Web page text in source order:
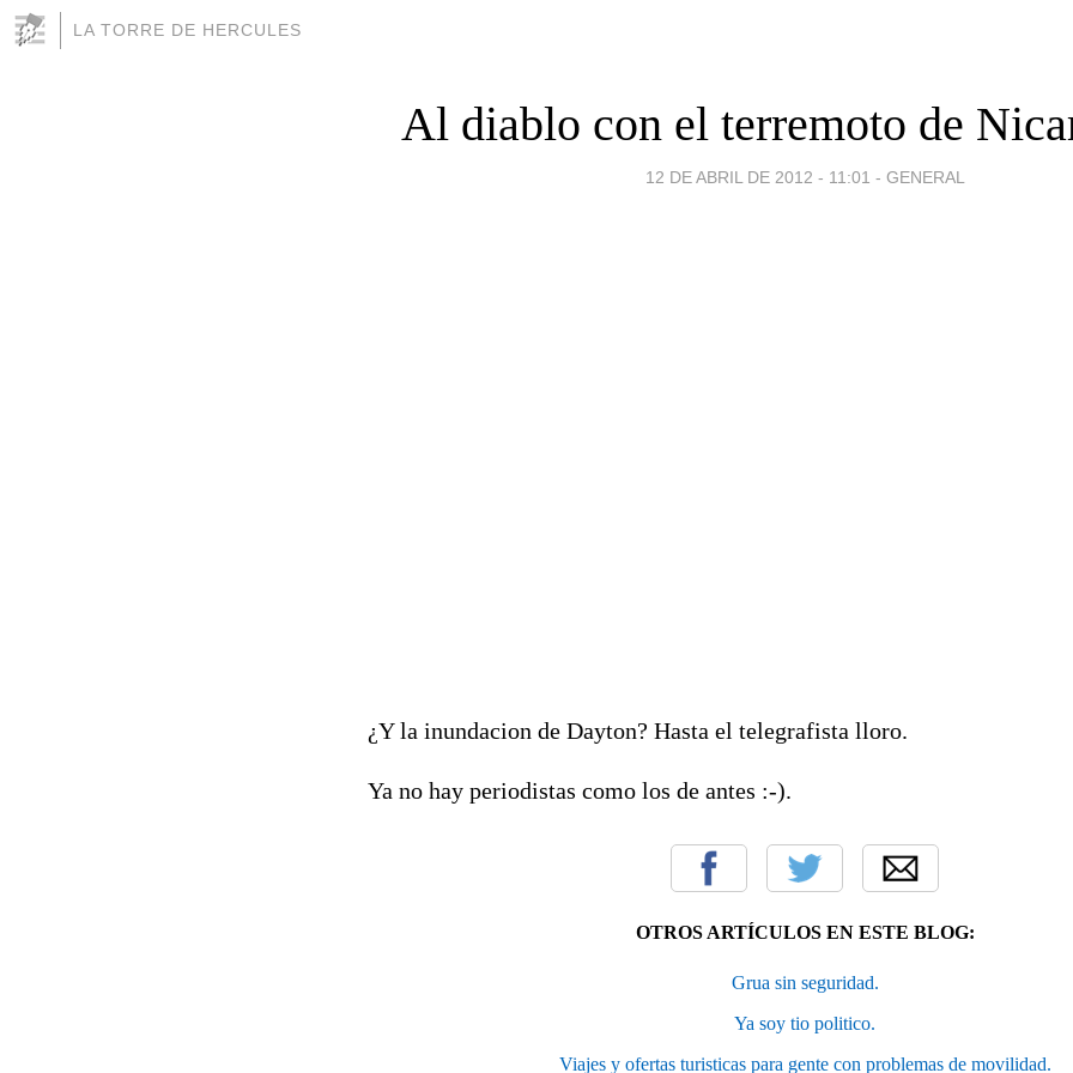
LA TORRE DE HERCULES
Al diablo con el terremoto de
12 DE ABRIL DE 2012 - 11:01 - GENERAL
¿Y la inundacion de Dayton? Hasta el telegrafista lloro.
Ya no hay periodistas como los de antes :-).
OTROS ARTÍCULOS EN ESTE BLOG:
Grua sin seguridad.
Ya soy tio politico.
Viajes y ofertas turisticas para gente con problemas de movilidad.